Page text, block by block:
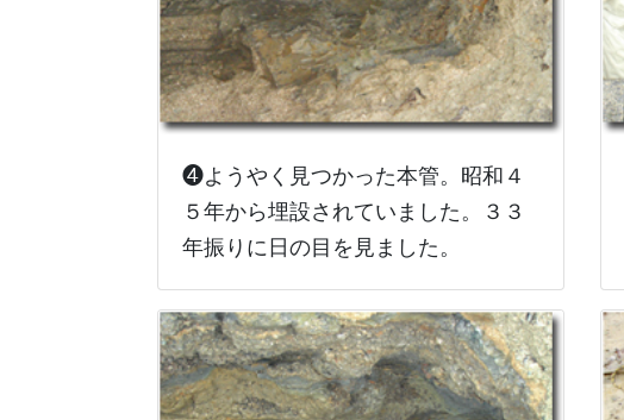
❹ようやく見つかった本管。昭和４
５年から埋設されていました。３３
年振りに日の目を見ました。